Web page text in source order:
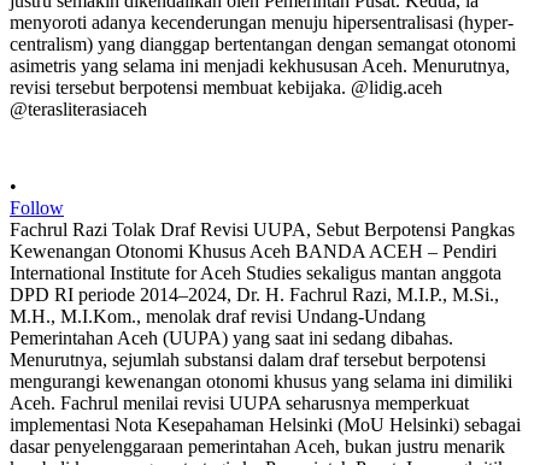
•
Follow
Fachrul Razi Tolak Draf Revisi UUPA, Sebut Berpotensi Pangkas
Kewenangan Otonomi Khusus Aceh BANDA ACEH – Pendiri
International Institute for Aceh Studies sekaligus mantan anggota
DPD RI periode 2014–2024, Dr. H. Fachrul Razi, M.I.P., M.Si.,
M.H., M.I.Kom., menolak draf revisi Undang-Undang
Pemerintahan Aceh (UUPA) yang saat ini sedang dibahas.
Menurutnya, sejumlah substansi dalam draf tersebut berpotensi
mengurangi kewenangan otonomi khusus yang selama ini dimiliki
Aceh. Fachrul menilai revisi UUPA seharusnya memperkuat
implementasi Nota Kesepahaman Helsinki (MoU Helsinki) sebagai
dasar penyelenggaraan pemerintahan Aceh, bukan justru menarik